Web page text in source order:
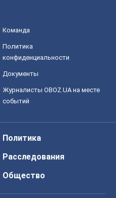
Команда
Политика
конфиденциальности
Документы
Журналисты OBOZ.UA на месте
событий
Политика
Расследования
Общество